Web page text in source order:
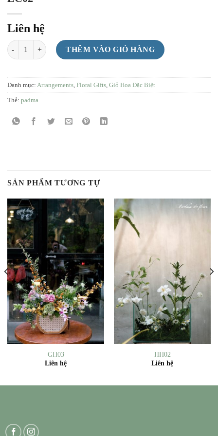
Liên hệ
LC02 số lượng
THÊM VÀO GIỎ HÀNG
Danh mục: Arrangements Floral Gifts Giỏ Hoa Đặc Biệt
Thẻ: padma
SẢN PHẨM TƯƠNG TỰ
GH03
Liên hệ
HH02
Liên hệ